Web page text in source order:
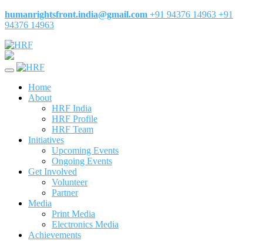
humanrightsfront.india@gmail.com +91 94376 14963 +91
94376 14963
Home
About
HRF India
HRF Profile
HRF Team
Initiatives
Upcoming Events
Ongoing Events
Get Involved
Volunteer
Partner
Media
Print Media
Electronics Media
Achievements